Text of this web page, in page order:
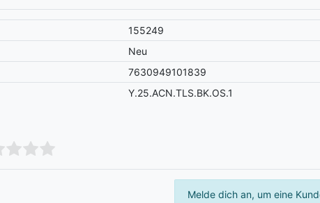
155249
Neu
7630949101839
Y.25.ACN.TLS.BK.OS.1
Melde dich an, um eine